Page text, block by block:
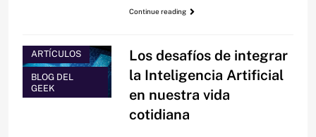
Continue reading
ARTÍCULOS
BLOG DEL
GEEK
Los desafíos de integrar
la Inteligencia Artificial
en nuestra vida
cotidiana